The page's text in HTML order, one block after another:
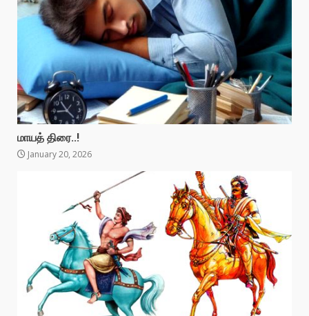
மாயத் திரை..!
January 20, 2026